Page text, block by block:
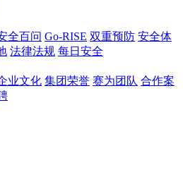
全百问 Go-RISE 双重预防 安全体
法律法规 每日安全
业文化 集团荣誉 赛为团队 合作案